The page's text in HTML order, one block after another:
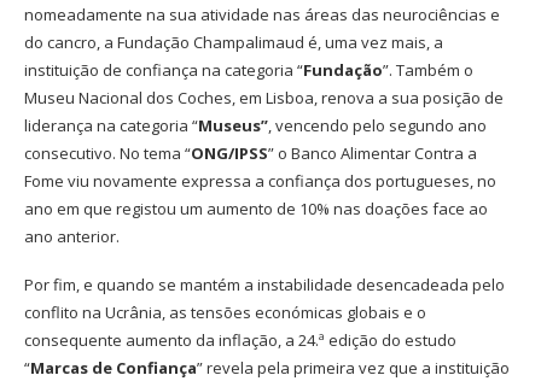
nomeadamente na sua atividade nas áreas das neurociências e
do cancro, a Fundação Champalimaud é, uma vez mais, a
instituição de confiança na categoria “Fundação”. Também o
Museu Nacional dos Coches, em Lisboa, renova a sua posição de
liderança na categoria “Museus”, vencendo pelo segundo ano
consecutivo. No tema “ONG/IPSS” o Banco Alimentar Contra a
Fome viu novamente expressa a confiança dos portugueses, no
ano em que registou um aumento de 10% nas doações face ao
ano anterior.
Por fim, e quando se mantém a instabilidade desencadeada pelo
conflito na Ucrânia, as tensões económicas globais e o
consequente aumento da inflação, a 24.ª edição do estudo
“Marcas de Confiança” revela pela primeira vez que a instituição